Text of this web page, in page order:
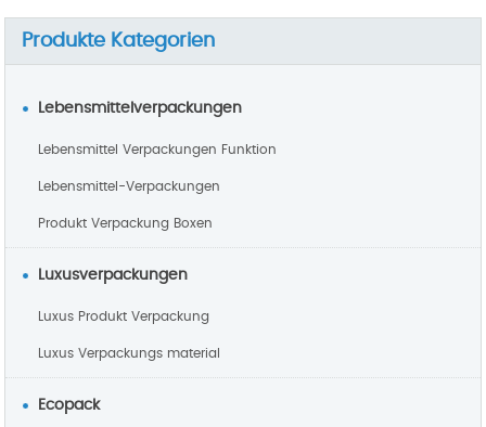
Bambus- und
Produkte Kategorien
Lebensmittelverpackungen
Lebensmittel Verpackungen Funktion
Lebensmittel-Verpackungen
Produkt Verpackung Boxen
Luxusverpackungen
Luxus Produkt Verpackung
Luxus Verpackungs material
Ecopack